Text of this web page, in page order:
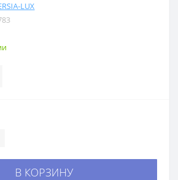
LUX
В КОРЗИНУ